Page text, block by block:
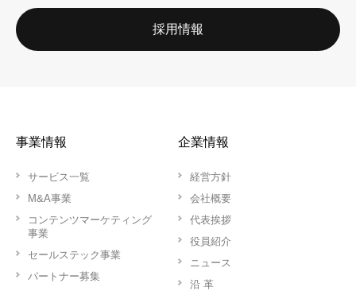
採用情報
事業情報
サービス一覧
M&A事業
コンテンツマーケティング
事業
セールステック事業
パートナー募集
企業情報
経営方針
会社概要
代表挨拶
役員紹介
ニュース
沿 革